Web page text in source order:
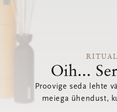
Oih...
Proovige seda lehte
meiega ühendust,